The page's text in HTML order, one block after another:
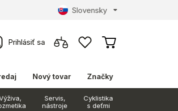
Slovensky
Prihlásiť sa
Nový tovar Značky
Servis,
nástroje
Cyklistika
s deťmi